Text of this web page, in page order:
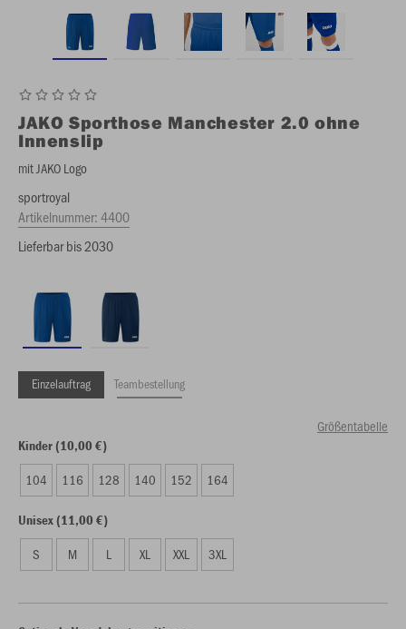
JAKO Sporthose Manchester 2.0 ohne
Innenslip
mit JAKO Logo
sportroyal
Artikelnummer:4400
Lieferbar bis 2030
Einzelauftrag Teambestellung
Größentabelle
Kinder (10,00 €)
104 116 128 140 152 164
Unisex (11,00 €)
S M L XL XXL 3XL